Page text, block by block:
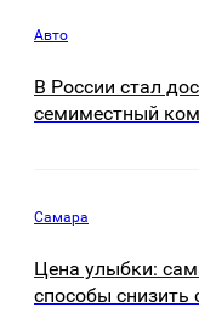
Авто
В России стал
семиместный
Самара
Цена улыбки:
способы снизить